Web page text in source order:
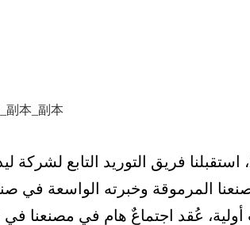
خلال معرض كانتون الخريفي لعام 2024، استقبلنا فريق
المرموقة وخبرته الواسعة في